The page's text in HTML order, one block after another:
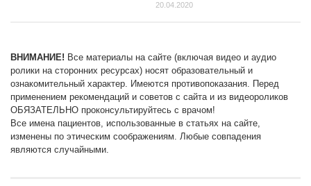
20.04.2020
ВНИМАНИЕ! Все материалы на сайте (включая видео и аудио
ролики на сторонних ресурсах) носят образовательный и
ознакомительный характер. Имеются противопоказания. Перед
применением рекомендаций и советов с сайта и из видеороликов
ОБЯЗАТЕЛЬНО проконсультируйтесь с врачом!
Все имена пациентов, использованные в статьях на сайте,
изменены по этическим соображениям. Любые совпадения
являются случайными.